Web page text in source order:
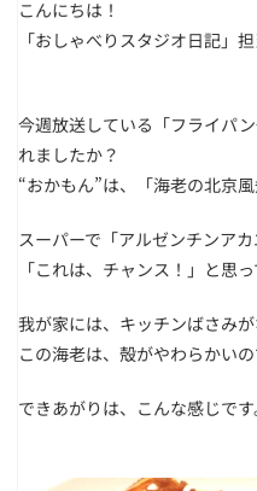
こんにちは！
「おしゃべりスタジオ日記」
今週放送している「フライパ
れましたか？
“おかもん”は、「海老の北京
スーパーで「アルゼンチンアカ
「これは、チャンス！」と思
我が家には、キッチンばさみが
この海老は、殻がやわらかい
できあがりは、こんな感じです